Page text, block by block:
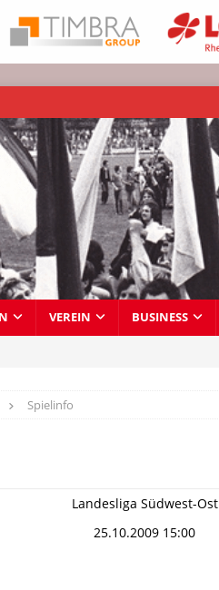
VEREIN BUSINESS
Spielinfo
Landesliga Südwest-Ost
25.10.2009 15:00